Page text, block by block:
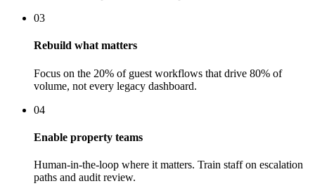
03
Rebuild what matters
Focus on the 20% of guest workflows that drive 80% of
volume, not every legacy dashboard.
04
Enable property teams
Human-in-the-loop where it matters. Train staff on escalation
paths and audit review.